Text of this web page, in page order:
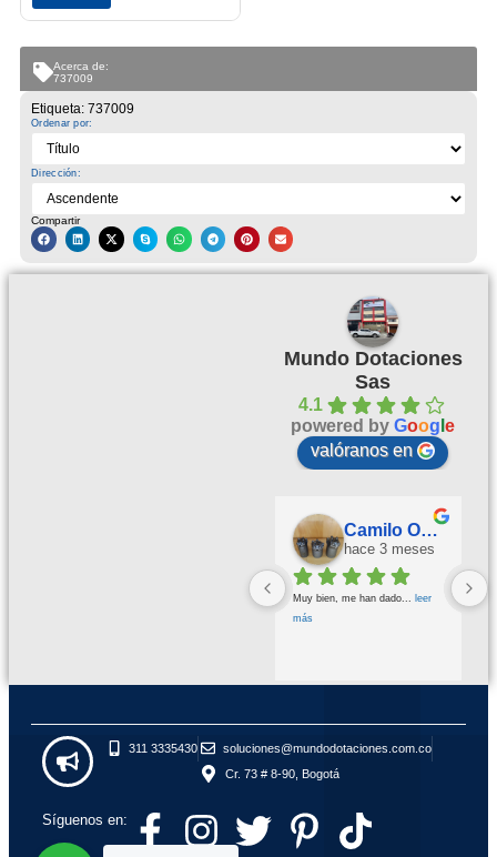
Etiqueta: 737009
Ordenar por:
Dirección:
Compartir
Acerca de:
737009
Mundo Dotaciones
Sas
4.1
powered by Goog e
valóranos en
Camilo Ortegón
hace 3 meses
Muy bien, me han dado
leer
más
311 3335430
soluciones@mundodotaciones.com.co
Cr. 73 # 8-90, Bogotá
Síguenos en: